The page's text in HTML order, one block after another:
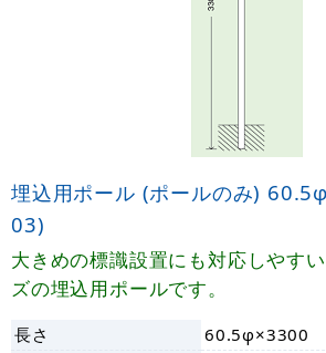
埋込用ポール (ポールのみ)
03)
大きめの標識設置にも対応しやす
ズの埋込用ポールです。
長さ
60.5φ×3300